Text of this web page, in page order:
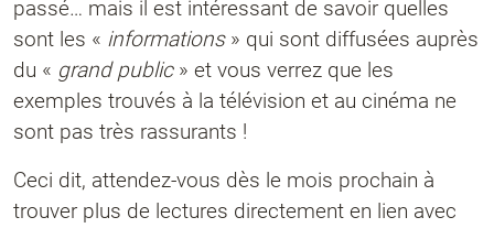
passé… mais il est intéressant de savoir quelles
sont les « informations » qui sont diffusées auprès
du « grand public» et vous verrez que les
exemples trouvés à la télévision et au cinéma ne
sont pas très rassurants !
Ceci dit, attendez-vous dès le mois prochain à
trouver plus de lectures directement en lien avec